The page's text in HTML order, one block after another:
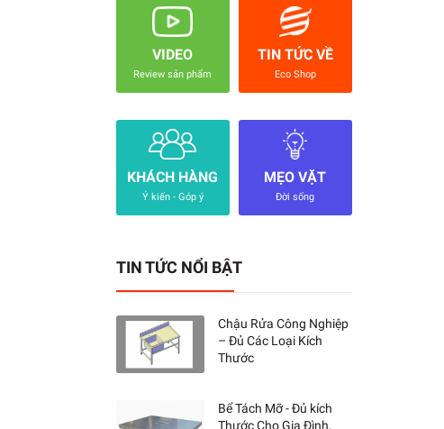
VIDEO
Review sản phẩm
TIN TỨC VỀ
Eco Shop
KHÁCH HÀNG
Ý kiến - Góp ý
MẸO VẶT
Đời sống
TIN TỨC NỔI BẬT
Chậu Rửa Công Nghiệp
– Đủ Các Loại Kích
Thước
Bể Tách Mỡ - Đủ kích
Thước Cho Gia Đình,